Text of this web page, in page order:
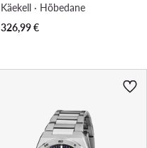
Käekell · Hõbedane
326,99€